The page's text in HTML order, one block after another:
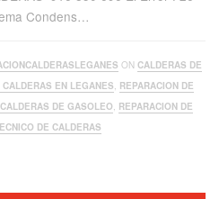
Condens…
ON CALDERAS DE
EN LEGANES REPARACION DE
DE GASOLEO REPARACION DE
DE CALDERAS